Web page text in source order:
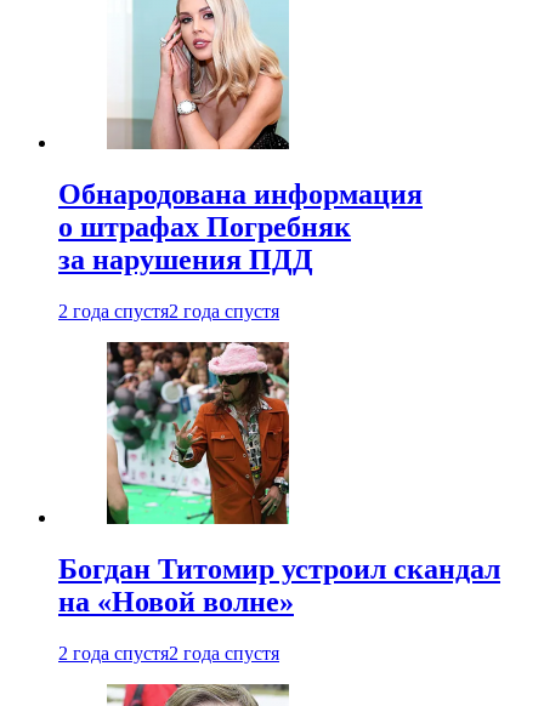
Обнародована информация
о штрафах Погребняк
за нарушения ПДД
2 года спустя2 года спустя
Богдан Титомир устроил скандал
на «Новой волне»
2 года спустя2 года спустя